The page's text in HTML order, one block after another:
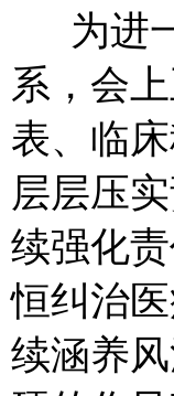
为进
系，会
表、临
层层压
续强化
恒纠治
续涵养